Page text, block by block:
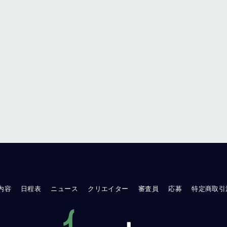
容 日程表 ニュース クリエイター 審査員 応募 特定商取